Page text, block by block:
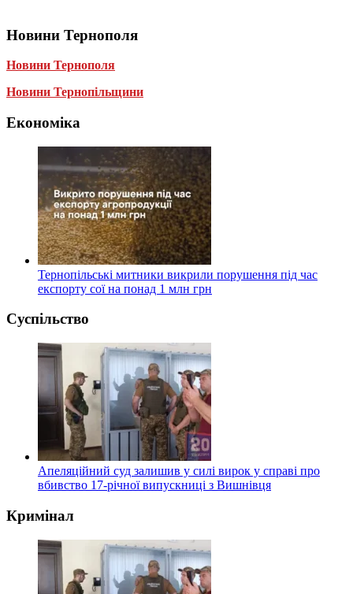
Новини Тернополя
Новини Тернополя
Новини Тернопільщини
Економіка
Тернопільські митники викрили порушення під час
експорту сої на понад 1 млн грн
Суспільство
Апеляційний суд залишив у силі вирок у справі про
вбивство 17-річної випускниці з Вишнівця
Кримінал